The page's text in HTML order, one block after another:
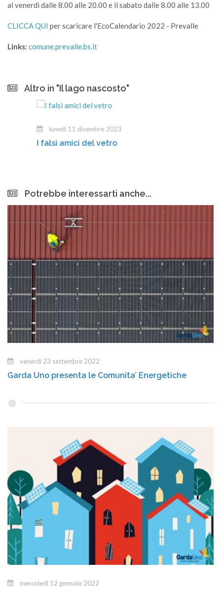
al venerdì dalle 8.00 alle 20.00 e il sabato dalle 8.00 alle 13.00
CLICCA QUI per scaricare l'EcoCalendario 2022 - Prevalle
Links: comune.prevalle.bs.it
Altro in "Il lago nascosto"
lunedì 11 dicembre 2023
I falsi amici del vetro
Potrebbe interessarti anche...
venerdì 23 settembre 2022
Garda Uno presenta le Comunita’ Energetiche
mercoledì 12 gennaio 2022